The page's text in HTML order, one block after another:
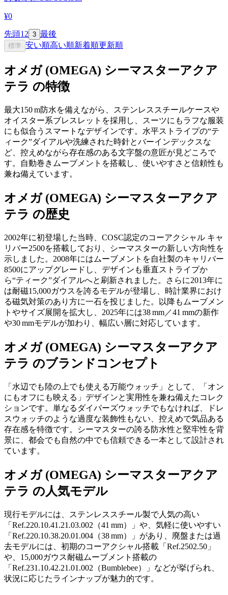
¥0
先頭1 2 3 最後
標準 安い順高い順新着順更新順
オメガ (OMEGA) シーマスターアクア
テラ の特徴
最大150 m防水を備えながら、ステンレススチールケースや
オイスター系ブレスレットを採用し、スーツにもラフな服装
にも似合うスマートなデザインです。水平ストライプの“テ
ィーク”ダイアルや洗練された時針とバーインデックスな
ど、控えめながら存在感のある文字盤の意匠が見どころで
す。自動巻きムーブメントを搭載し、使いやすさと信頼性も
兼ね備えています。
オメガ (OMEGA) シーマスターアクア
テラ の歴史
2002年に初登場した当時、COSC認定のコーアクシャル キャ
リバー2500を搭載しており、シーマスターの新しい方向性を
示しました。2008年にはムーブメントを自社製のキャリバー
8500にアップグレードし、デザインも垂直ストライプか
ら“ティーク”ダイアルへと刷新されました。さらに2013年に
は耐磁15,000ガウスを誇るモデルが登場し、時計業界におけ
る磁気対策のあり方に一石を投じました。以降もムーブメン
トやサイズ展開を拡大し、2025年には38 mm／41 mmの新作
や30 mmモデルが加わり、幅広い層に対応しています。
オメガ (OMEGA) シーマスターアクア
テラ のブランドコンセプト
「水辺でも陸の上でも使える万能ウォッチ」として、「オン
にもオフにも映える」デザインと実用性を兼ね備えたコレク
ションです。単なるダイバーズウォッチでもなければ、ドレ
スウォッチのような過度な装飾性もない、控えめで気品ある
存在感を特徴です。シーマスターの誇る防水性と堅牢性を背
景に、都会でも自然の中でも信頼できる一本として設計され
ています。
オメガ (OMEGA) シーマスターアクア
テラ の人気モデル
現行モデルには、ステンレススチール製で人気の高い
「Ref.220.10.41.21.03.002（41 mm）」や、気軽に使いやすい
「Ref.220.10.38.20.01.004（38 mm）」があり、廃盤または過
去モデルには、初期のコーアクシャル搭載「Ref.2502.50」
や、15,000ガウス耐磁ムーブメント搭載の
「Ref.231.10.42.21.01.002（Bumblebee）」などが挙げられ、
状況に応じたラインナップが魅力的です。